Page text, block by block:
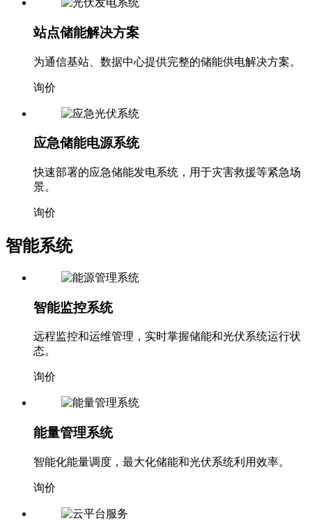
站点储能解决方案
为通信基站、数据中心提供完整的储能供电解决方案。
询价
应急储能电源系统
快速部署的应急储能发电系统，用于灾害救援等紧急场
景。
询价
智能系统
智能监控系统
远程监控和运维管理，实时掌握储能和光伏系统运行状
态。
询价
能量管理系统
智能化能量调度，最大化储能和光伏系统利用效率。
询价